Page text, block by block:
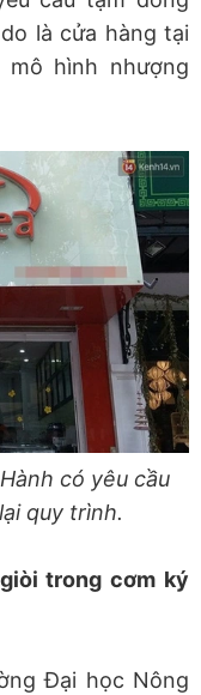
là cửa hàng tại
hình nhượng
có yêu cầu
quy trình.
trong cơm ký
Đại học Nông